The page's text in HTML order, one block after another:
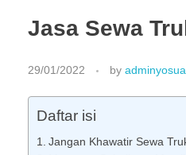
Jasa Sewa
29/01/2022 by adminyosua
Daftar isi
Jangan Khawatir Sewa